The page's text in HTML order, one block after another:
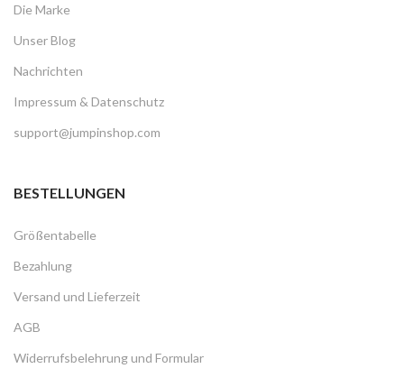
Die Marke
Unser Blog
Nachrichten
Impressum & Datenschutz
support@jumpinshop.com
BESTELLUNGEN
Größentabelle
Bezahlung
Versand und Lieferzeit
AGB
Widerrufsbelehrung und Formular